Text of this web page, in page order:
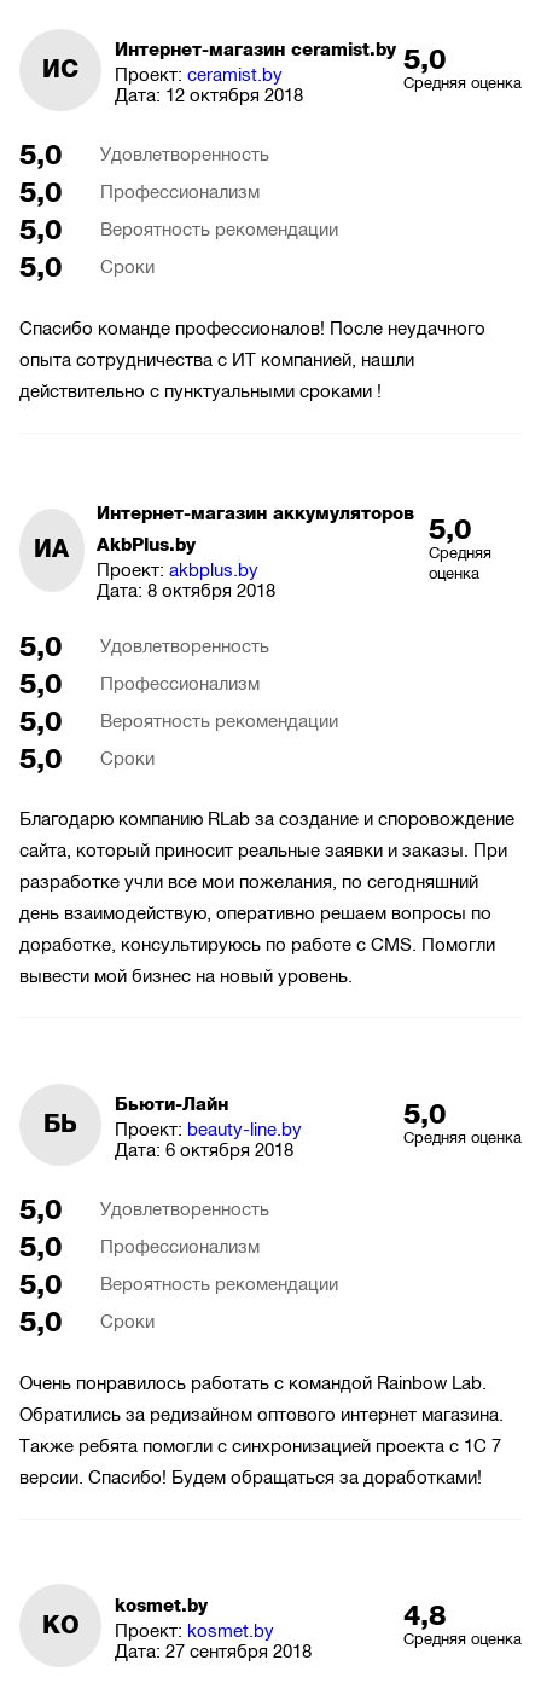
ИC
Интернет-магазин ceramist.by
Проект: ceramist.by
Дата: 12 октября 2018
5,0
Средняя оценка
5,0 Удовлетворенность
5,0 Профессионализм
5,0 Вероятность рекомендации
5,0 Сроки
Спасибо команде профессионалов! После неудачного
опыта сотрудничества с ИТ компанией, нашли
действительно с пунктуальными сроками !
ИА
Интернет-магазин аккумуляторов
AkbPlus.by
Проект:akbplus.by
Дата:8 октября 2018
5,0
Средняя
оценка
5,0 Удовлетворенность
5,0 Профессионализм
5,0 Вероятность рекомендации
5,0 Сроки
Благодарю компанию RLab за создание и споровождение
сайта, который приносит реальные заявки и заказы. При
разработке учли все мои пожелания, по сегодняшний
день взаимодействую, оперативно решаем вопросы по
доработке, консультируюсь по работе с CMS. Помогли
вывести мой бизнес на новый уровень.
БЬ
Бьюти-Лайн
Проект: beauty-line.by
Дата: 6 октября 2018
5,0
Средняя оценка
5,0 Удовлетворенность
5,0 Профессионализм
5,0 Вероятность рекомендации
5,0 Сроки
Очень понравилось работать с командой Rainbow Lab.
Обратились за редизайном оптового интернет магазина.
Также ребята помогли с синхронизацией проекта с 1С 7
версии. Спасибо! Будем обращаться за доработками!
KO
kosmet.by
Проект: kosmet.by
Дата: 27 сентября 2018
4,8
Средняя оценка